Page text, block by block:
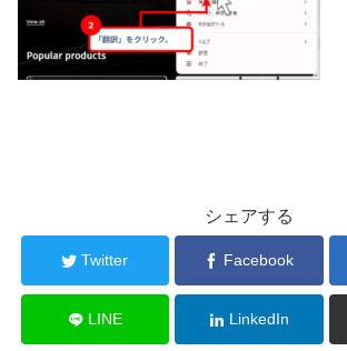
シェアする
Twitter Facebook
LINE LinkedIn